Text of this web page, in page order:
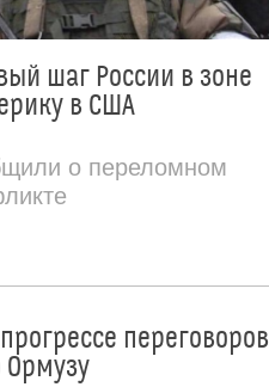
шаг России в зоне
в США
о переломном
переговоров